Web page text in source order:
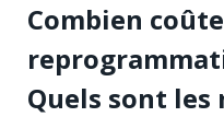
Combien
Quels sont les